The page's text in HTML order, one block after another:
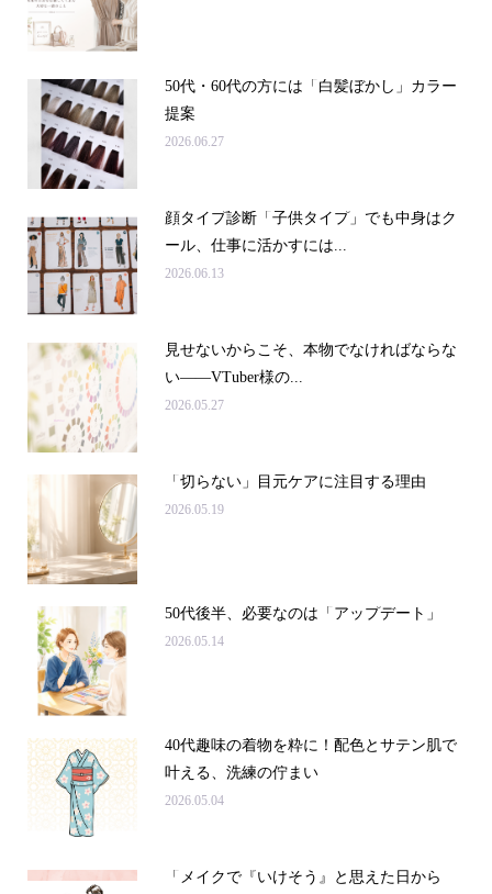
50代・60代の方には「白髪ぼかし」カラー
提案
2026.06.27
顔タイプ診断「子供タイプ」でも中身はク
ール、仕事に活かすには...
2026.06.13
見せないからこそ、本物でなければならな
い――VTuber様の...
2026.05.27
「切らない」目元ケアに注目する理由
2026.05.19
50代後半、必要なのは「アップデート」
2026.05.14
40代趣味の着物を粋に！配色とサテン肌で
叶える、洗練の佇まい
2026.05.04
「メイクで『いけそう』と思えた日から